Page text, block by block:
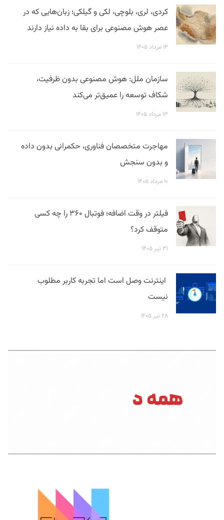
کردی، لری، بلوچی، لکی و گیلکی؛ زبان‌هایی که در
عصر هوش مصنوعی برای بقا به داده نیاز دارند
۱۴ مرداد ۱۴۰۵
سازمان ملل: هوش مصنوعی بدون ظرفیت،
شکاف توسعه را عمیق‌تر می‌کند
۱۳ مرداد ۱۴۰۵
مهاجرت متخصصان فناوری، حکمرانی بدون داده
و بدون سنجش
۱۰ مرداد ۱۴۰۵
فیلتر در وقت اضافه؛ فوتبال ۳۶۰ را چه کسی
متوقف کرد؟
۳۱ تیر ۱۴۰۵
اینترنت وصل است اما تجربه کاربر مطلوب
نیست
۲۸ تیر ۱۴۰۵